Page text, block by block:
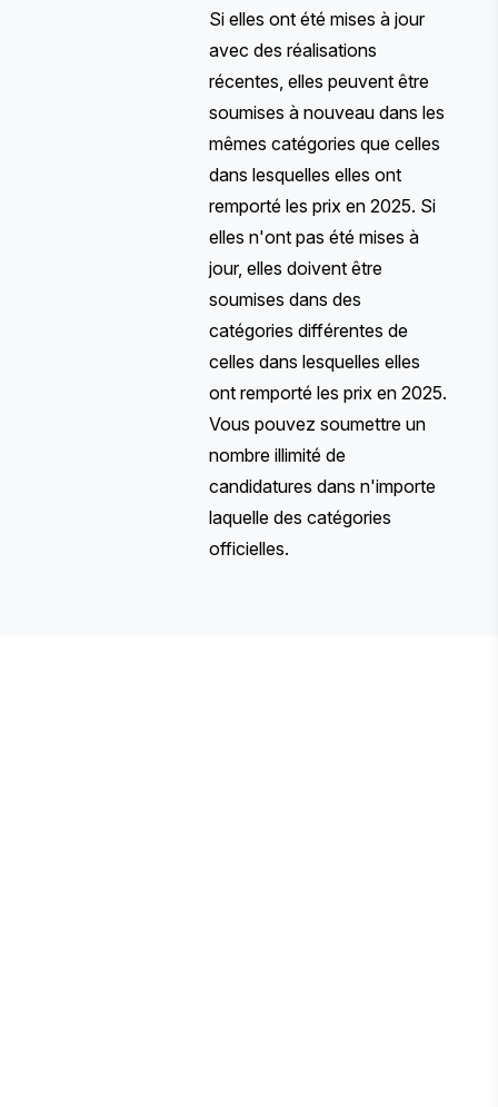
Si elles ont été mises à jour
avec des réalisations
récentes, elles peuvent être
soumises à nouveau dans les
mêmes catégories que celles
dans lesquelles elles ont
remporté les prix en 2025. Si
elles n'ont pas été mises à
jour, elles doivent être
soumises dans des
catégories différentes de
celles dans lesquelles elles
ont remporté les prix en 2025.
Vous pouvez soumettre un
nombre illimité de
candidatures dans n'importe
laquelle des catégories
officielles.